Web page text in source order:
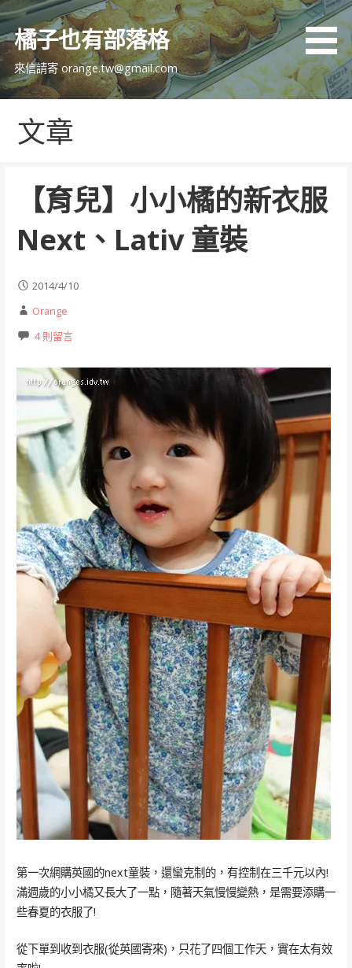
跳
主
內
橘子也有部落格
來信請寄 orange.tw@gmail.com
文章
【育兒】小小橘的新衣服
Next、Lativ 童裝
2014/4/10
Orange
4 則留言
第一次網購英國的next童裝，還蠻克制的，有控制在三千元以內!
滿週歲的小小橘又長大了一點，隨著天氣慢慢變熱，是需要添購一
些春夏的衣服了!
從下單到收到衣服(從英國寄來)，只花了四個工作天，實在太有效